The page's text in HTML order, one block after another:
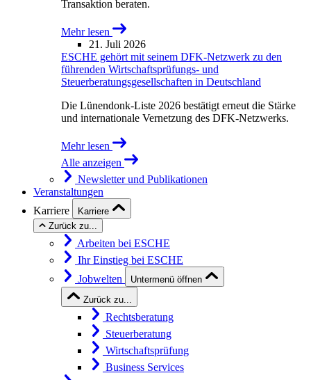
Transaktion beraten.
Mehr lesen
21. Juli 2026
ESCHE gehört mit seinem DFK-Netzwerk zu den
führenden Wirtschaftsprüfungs- und
Steuerberatungsgesellschaften in Deutschland
Die Lünendonk-Liste 2026 bestätigt erneut die Stärke
und internationale Vernetzung des DFK-Netzwerks.
Mehr lesen
Alle anzeigen
Newsletter und Publikationen
Veranstaltungen
Karriere
Karriere
Zurück zu...
Arbeiten bei ESCHE
Ihr Einstieg bei ESCHE
Jobwelten
Untermenü öffnen
Zurück zu...
Rechtsberatung
Steuerberatung
Wirtschaftsprüfung
Business Services